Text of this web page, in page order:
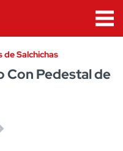
Salchichas
Con Pedestal de